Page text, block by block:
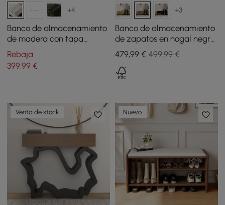
+4
Banco de almacenamiento
de madera con tapa
abatible, de tela de
peluche, piel sintética y
esponjosa
Rebaja
399,99 €
+3
Banco de almacenamiento
de zapatos en nogal negro
con armario a la izquierda
479,99€ 499,99 €
Venta de stock Nuevo